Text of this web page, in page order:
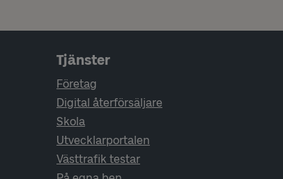
Tjänster
Företag
Digital återförsäljare
Skola
Utvecklarportalen
Västtrafik testar